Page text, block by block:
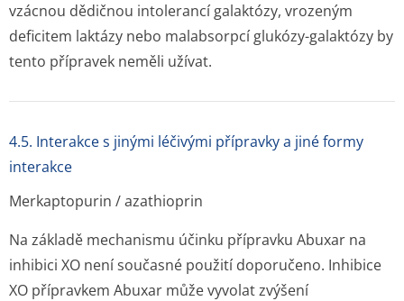
vzácnou dědičnou intolerancí galaktózy, vrozeným
deficitem laktázy nebo malabsorpcí glukózy-galaktózy by
tento přípravek neměli užívat.
4.5. Interakce s jinými léčivými přípravky a jiné formy
interakce
Merkaptopurin / azathioprin
Na základě mechanismu účinku přípravku Abuxar na
inhibici XO není současné použití doporučeno. Inhibice
XO přípravkem Abuxar může vyvolat zvýšení